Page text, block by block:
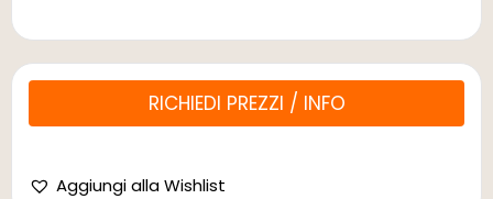
RICHIEDI PREZZI / INFO
Aggiungi alla Wishlist